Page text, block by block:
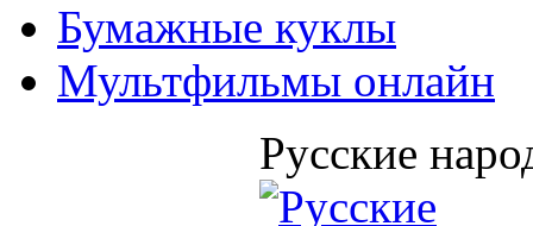
Бумажные куклы
Мультфильмы онлайн
Русские